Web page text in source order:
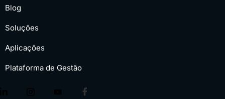
Blog
Soluções
Aplicações
Plataforma de Gestão